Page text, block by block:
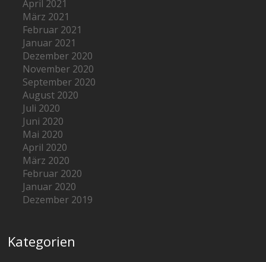
April 2021
März 2021
Februar 2021
Januar 2021
Dezember 2020
November 2020
September 2020
August 2020
Juli 2020
Juni 2020
Mai 2020
April 2020
März 2020
Februar 2020
Januar 2020
Dezember 2019
Kategorien